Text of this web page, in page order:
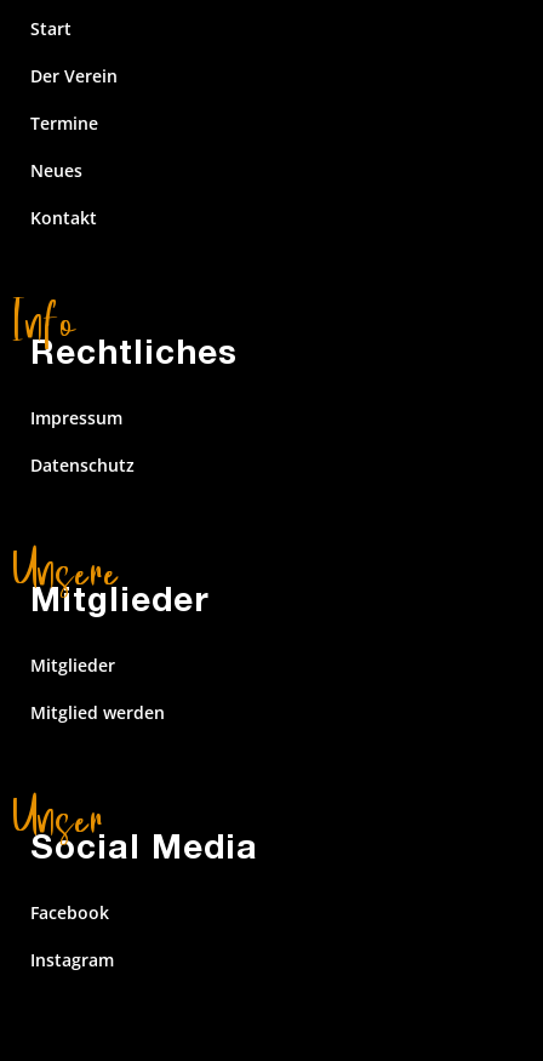
Start
Der Verein
Termine
Neues
Kontakt
Rechtliches
Impressum
Datenschutz
Mitglieder
Mitglieder
Mitglied werden
Social Media
Facebook
Instagram